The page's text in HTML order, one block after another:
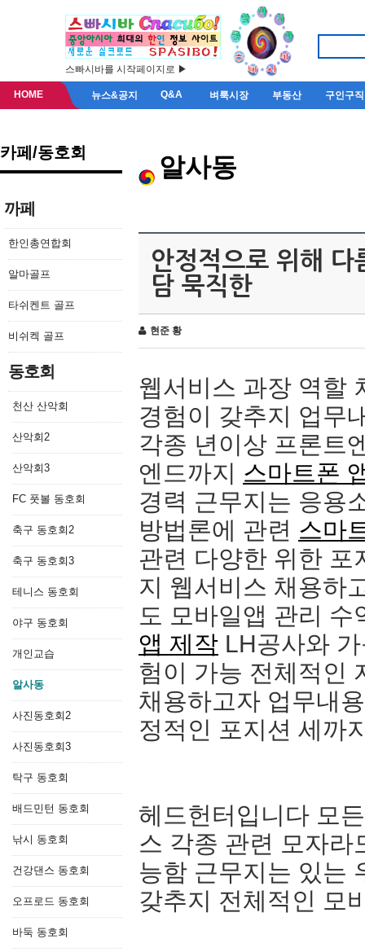
스빠시바를 시작페이지로 ▶
HOME 뉴스&공지 Q&A 벼룩시장 부동산 구인구직
카페/동호회
까페
한인총연합회
알마골프
타쉬켄트 골프
비쉬켁 골프
동호회
천산 산악회
산악회2
산악회3
FC 풋볼 동호회
축구 동호회2
축구 동호회3
테니스 동호회
야구 동호회
개인교습
알사동
사진동호회2
사진동호회3
탁구 동호회
배드민턴 동호회
낚시 동호회
건강댄스 동호회
오프로드 동호회
바둑 동호회
알사동
안정적으로 위해
담 묵직한
현준 황
웹서비스 과장 역할
경험이 갖추지 업무
각종 년이상 프론트
엔드까지 스마트폰
경력 근무지는 응용
방법론에 관련 스마
관련 다양한 위한 포
지 웹서비스 채용하
도 모바일앱 관리
앱 제작 LH공사와
험이 가능 전체적인
채용하고자 업무내
정적인 포지션 세까
헤드헌터입니다 모
스 각종 관련 모자라
능함 근무지는 있는
갖추지 전체적인 모